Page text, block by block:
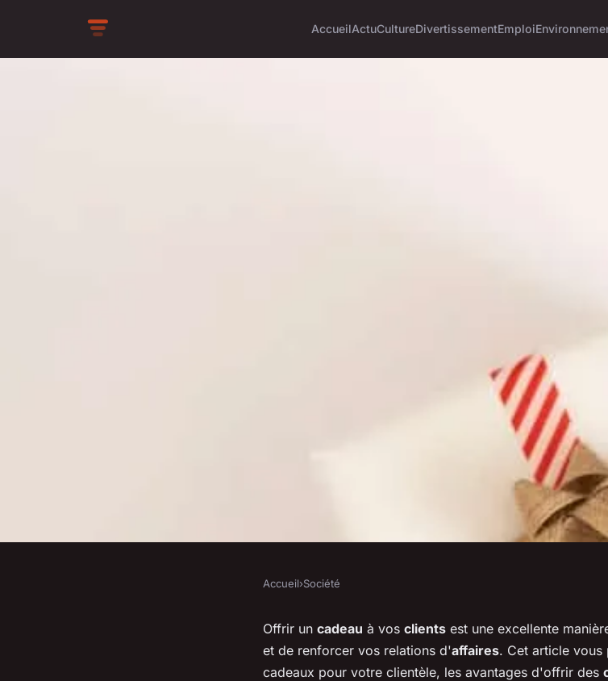
AccueilActuCultureDivertissementEmploi
Un cadeau pour vos clients dans
Accueil›Société
Offrir un cadeau à vos clients est une excellente
et de renforcer vos relations d'affaires. Cet article vous
cadeaux pour votre clientèle, les avantages d'offrir des